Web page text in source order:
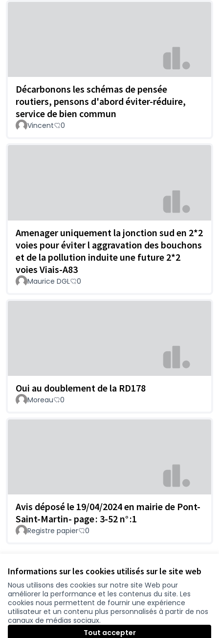
Informations sur les cookies utilisés sur le site web
Nous utilisons des cookies sur notre site Web pour
améliorer la performance et les contenus du site. Les
cookies nous permettent de fournir une expérience
utilisateur et un contenu plus personnalisés à partir de nos
canaux de médias sociaux.
Tout accepter
Décarbonons les schémas de pensée
routiers, pensons d'abord éviter-réduire,
service de bien commun
Vincent 0
Amenager uniquement la jonction sud en 2*2
voies pour éviter l aggravation des bouchons
et de la pollution induite une future 2*2
voies Viais-A83
Maurice DGL 0
Oui au doublement de la RD178
Moreau 0
Avis déposé le 19/04/2024 en mairie de Pont-
Saint-Martin- page : 3-52 n° :1
Registre papier 0
Conditions d'utilisation
Paramètres des cookies
participer.loire-atlantique.fr sur Facebook
(Nouvelle fenêtre)
participer.loire-atlantique.fr sur Instagram
(Nouvelle fenêtre)
participer.loire-atlantique.fr sur YouTube
(Nouvelle fenêtre)